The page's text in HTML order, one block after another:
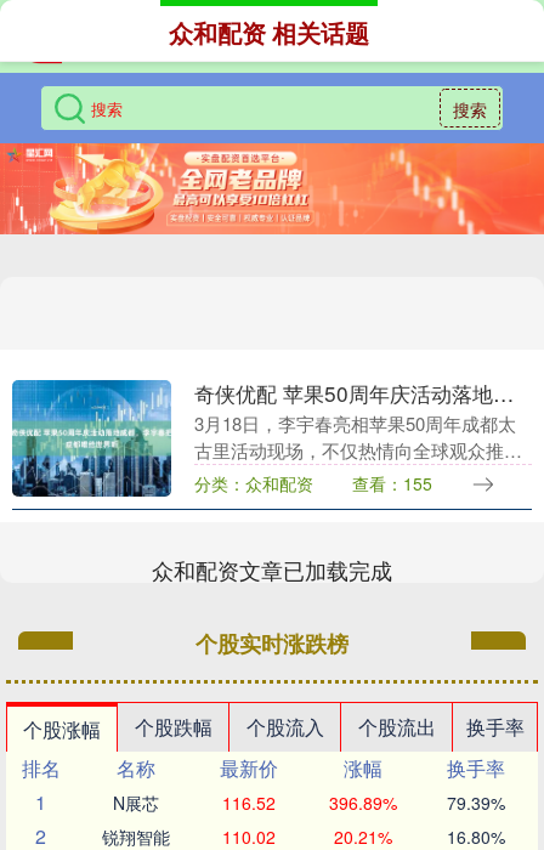
搜索
众和配资 相关话题
奇侠优配 苹果50周年庆活动落地成都，李宇春把成都唱给世界听
3月18日，李宇春亮相苹果50周年成都太
古里活动现场，不仅热情向全球观众推荐
家乡，“成都是一个非常有文化底蕴的城
市，希望大家多多来成都玩”，还深情演唱
分类：众和配资 查看：155
众和配资文章已加载完成
个股实时涨跌榜
个股涨幅 个股跌幅 个股流入 个股流出
换手率
排名
名称 最新价 涨幅
换手率
1
N展芯 116.52 396.89% 79.39%
2 锐翔智能 110.02 20.21% 16.80%